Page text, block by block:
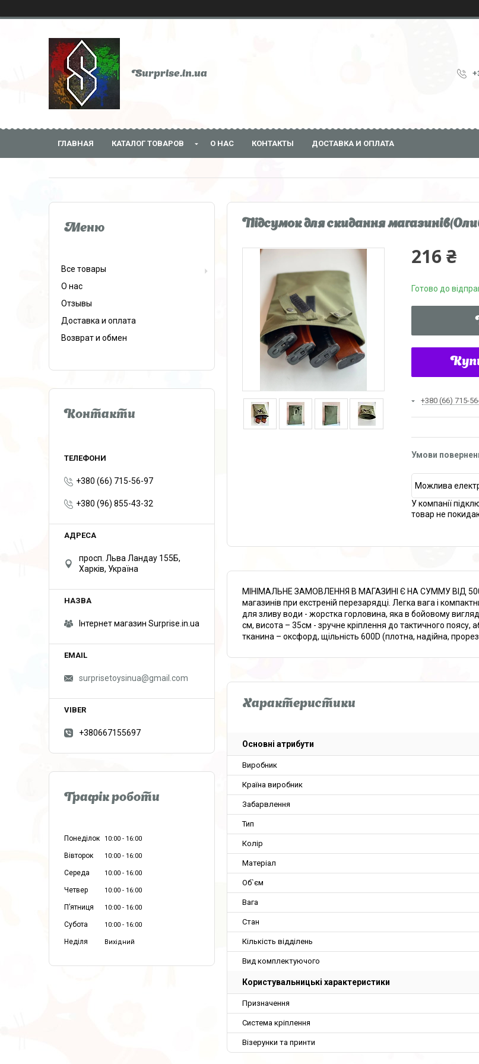
Surprise.in.ua
ГЛАВНАЯ КАТАЛОГ ТОВАРОВ О НАС КОНТАКТЫ ДОСТАВКА И ОПЛАТА
Підсумок для скидання
216 ₴
Готово до
+380 (66) 715-
У компанії
товар не
МІНІМАЛЬНЕ ЗАМОВЛЕННЯ В МАГАЗИНІ Є НА СУММУ ВІД
магазинів при екстреній перезарядці. Легка вага і
для зливу води - жорстка горловина, яка в бойовому
см, висота – 35см - зручне кріплення до тактичного поясу,
тканина – оксфорд, щільність 600D (плотна, надійна,
Характеристики
Основні атрибути
Виробник
Країна виробник
Забарвлення
Тип
Колір
Матеріал
Об`єм
Вага
Стан
Кількість відділень
Вид комплектуючого
Користувальницькі характеристики
Призначення
Система кріплення
Візерунки та принти
Все товары
О нас
Отзывы
Доставка и оплата
Возврат и обмен
Контакти
+380 (66) 715-56-97
+380 (96) 855-43-32
просп. Льва Ландау 155Б,
Харків, Україна
Інтернет магазин Surprise.in.ua
surprisetoysinua@gmail.com
+380667155697
Графік роботи
Понеділок 10:00 16:00
Вівторок 10:00 16:00
Середа 10:00 16:00
Четвер 10:00 16:00
Пʼятниця 10:00 16:00
Субота 10:00 16:00
Неділя Вихідний